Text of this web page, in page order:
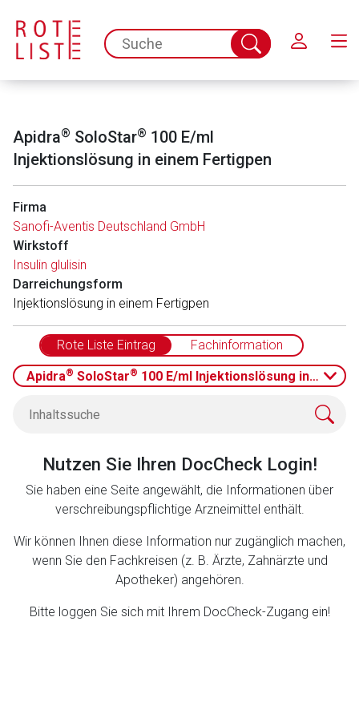
spc.search.input.placeholder
Suche
abschicken
Apidra® SoloStar® 100 E/ml
Injektionslösung in einem Fertigpen
Firma
Sanofi-Aventis Deutschland GmbH
Wirkstoff
Insulin glulisin
Darreichungsform
Injektionslösung in einem Fertigpen
Rote Liste Eintrag Fachinformation
Apidra® SoloStar® 100 E/ml Injektionslösung in einem
Nutzen Sie Ihren DocCheck Login!
Sie haben eine Seite angewählt, die Informationen über
verschreibungspflichtige Arzneimittel enthält.
Wir können Ihnen diese Information nur zugänglich machen,
wenn Sie den Fachkreisen (z. B. Ärzte, Zahnärzte und
Apotheker) angehören.
Bitte loggen Sie sich mit Ihrem DocCheck-Zugang ein!
Aufruf einer externen Seite
Der von Ihnen aufgerufene Link öffnet eine externe Web-
Seite. Für die Inhalte der externen Web-Seite ist deren
Betreiber verantwortlich. Ebenso gelten dort ggf. andere
Datenschutzbestimmungen.
Zur Seite